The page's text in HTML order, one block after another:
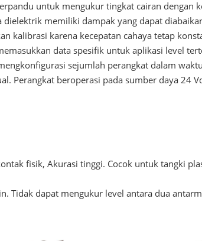
untuk mengukur tingkat cairan dengan
dielektrik memiliki dampak yang dapat
kalibrasi karena kecepatan cahaya tetap
data spesifik untuk aplikasi level
sejumlah perangkat dalam
Perangkat beroperasi pada sumber daya 24
fisik, Akurasi tinggi. Cocok untuk tangki
Tidak dapat mengukur level antara dua